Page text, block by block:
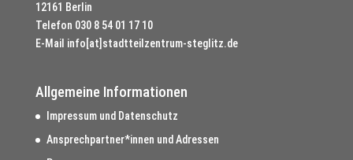
12161 Berlin
Telefon 030 8 54 01 17 10
E-Mail info[at]stadtteilzentrum-steglitz.de
Allgemeine Informationen
Impressum und Datenschutz
Ansprechpartner*innen und Adressen